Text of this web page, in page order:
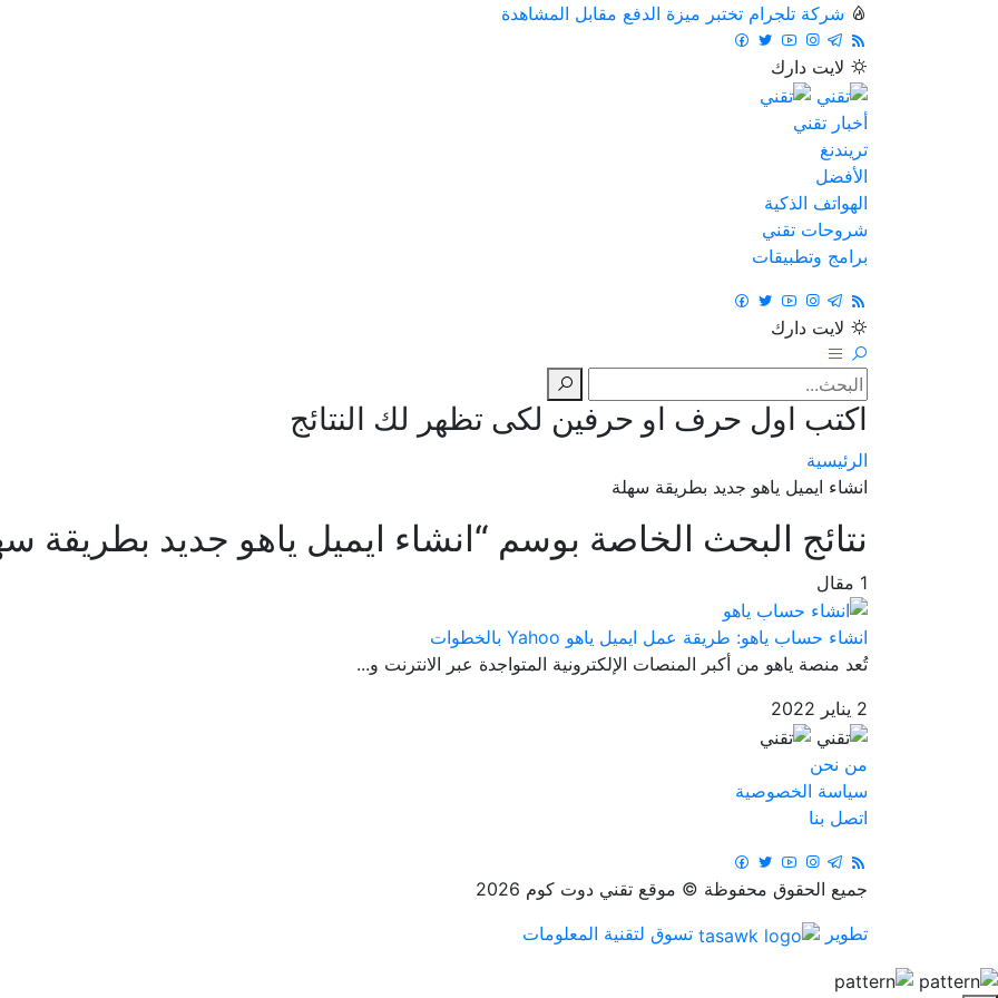
شركة تلجرام تختبر ميزة الدفع مقابل المشاهدة
لايت دارك
أخبار تقني
تريندنغ
الأفضل
الهواتف الذكية
شروحات تقني
برامج وتطبيقات
لايت دارك
اكتب اول حرف او حرفين لكى تظهر لك النتائج
الرئيسية
انشاء ايميل ياهو جديد بطريقة سهلة
نتائج البحث الخاصة بوسم “انشاء ايميل ياهو جديد بطريقة
1 مقال
انشاء حساب ياهو: طريقة عمل ايميل ياهو Yahoo بالخطوات
تُعد منصة ياهو من أكبر المنصات الإلكترونية المتواجدة عبر الانترنت و...
2 يناير 2022
من نحن
سياسة الخصوصية
اتصل بنا
جميع الحقوق محفوظة © موقع تقني دوت كوم 2026
تطوير
تسوق لتقنية المعلومات